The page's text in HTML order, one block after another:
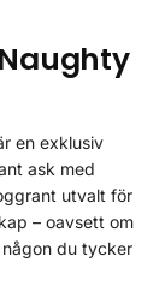
Naughty
en exklusiv
ask med
utvalt för
– oavsett om
du tycker